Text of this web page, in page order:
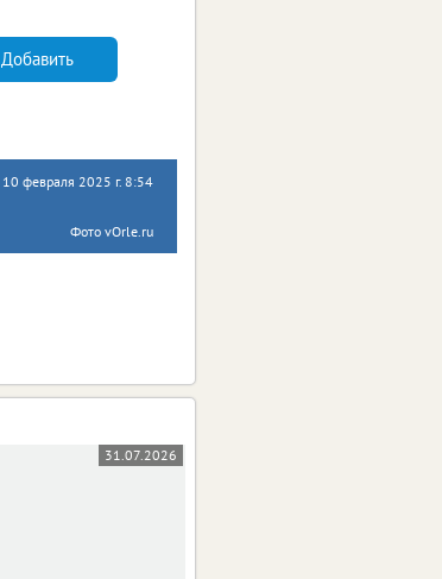
Добавить
10 февраля 2025 г. 8:54
Фото vOrle.ru
31.07.2026